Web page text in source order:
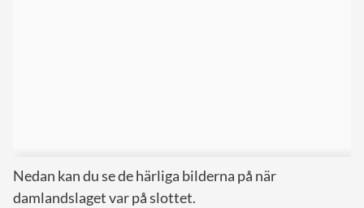
Nedan kan du se de härliga bilderna på när
damlandslaget var på slottet.